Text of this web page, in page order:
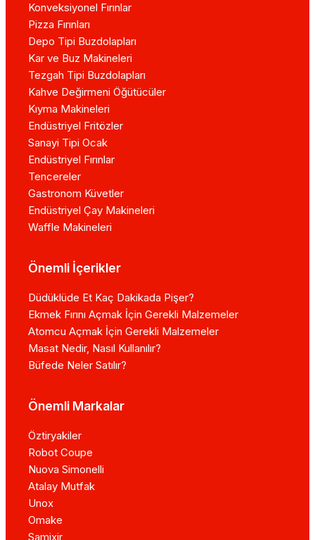
Konveksiyonel Fırınlar
Pizza Fırınları
Depo Tipi Buzdolapları
Kar ve Buz Makineleri
Tezgah Tipi Buzdolapları
Kahve Değirmeni Öğütücüler
Kıyma Makineleri
Endüstriyel Fritözler
Sanayi Tipi Ocak
Endüstriyel Fırınlar
Tencereler
Gastronom Küvetler
Endüstriyel Çay Makineleri
Waffle Makineleri
Önemli İçerikler
Düdüklüde Et Kaç Dakikada Pişer?
Ekmek Fırını Açmak İçin Gerekli Malzemeler
Atomcu Açmak İçin Gerekli Malzemeler
Masat Nedir, Nasıl Kullanılır?
Büfede Neler Satılır?
Önemli Markalar
Öztiryakiler
Robot Coupe
Nuova Simonelli
Atalay Mutfak
Unox
Omake
Samixir